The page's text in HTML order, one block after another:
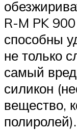
R-M PK
способны
не только
самый
силикон
вещество,
полиролей).